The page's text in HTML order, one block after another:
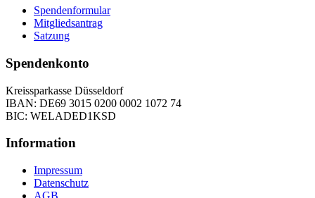
Spendenformular
Mitgliedsantrag
Satzung
Spendenkonto
Kreissparkasse Düsseldorf
IBAN: DE69 3015 0200 0002 1072 74
BIC: WELADED1KSD
Information
Impressum
Datenschutz
AGB